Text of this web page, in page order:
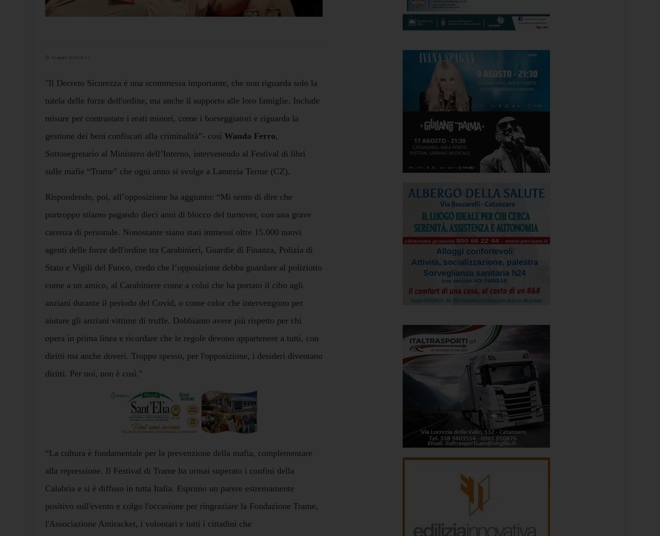
22 giugno 2025 06:31
"Il Decreto Sicurezza è una scommessa importante, che non riguarda solo la
tutela delle forze dell'ordine, ma anche il supporto alle loro famiglie. Include
misure per contrastare i reati minori, come i borseggiatori e riguarda la
gestione dei beni confiscati alla criminalità”- così Wanda Ferro,
Sottosegretario al Ministero dell’Interno, intervenendo al Festival di libri
sulle mafie “Trame” che ogni anno si svolge a Lamezia Terme (CZ).
Rispondendo, poi, all’opposizione ha aggiunto: “Mi sento di dire che
purtroppo stiamo pagando dieci anni di blocco del turnover, con una grave
carenza di personale. Nonostante siano stati immessi oltre 15.000 nuovi
agenti delle forze dell'ordine tra Carabinieri, Guardie di Finanza, Polizia di
Stato e Vigili del Fuoco, credo che l’opposizione debba guardare al poliziotto
come a un amico, al Carabiniere come a colui che ha portato il cibo agli
anziani durante il periodo del Covid, o come color che intervengono per
aiutare gli anziani vittime di truffe. Dobbiamo avere più rispetto per chi
opera in prima linea e ricordare che le regole devono appartenere a tutti, con
diritti ma anche doveri. Troppo spesso, per l'opposizione, i desideri diventano
diritti. Per noi, non è così."
“La cultura è fondamentale per la prevenzione della mafia, complementare
alla repressione. Il Festival di Trame ha ormai superato i confini della
Calabria e si è diffuso in tutta Italia. Esprimo un parere estremamente
positivo sull'evento e colgo l'occasione per ringraziare la Fondazione Trame,
l'Associazione Antiracket, i volontari e tutti i cittadini che